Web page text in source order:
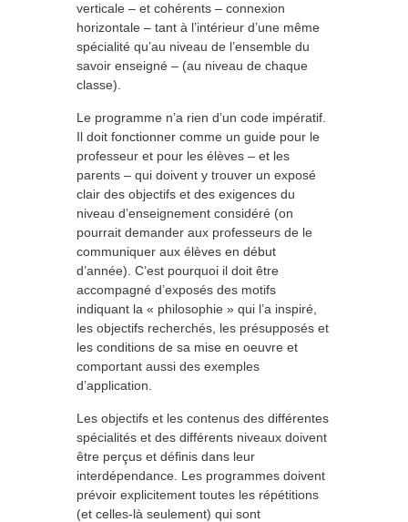
verticale – et cohérents – connexion
horizontale – tant à l’intérieur d’une même
spécialité qu’au niveau de l’ensemble du
savoir enseigné – (au niveau de chaque
classe).
Le programme n’a rien d’un code impératif.
Il doit fonctionner comme un guide pour le
professeur et pour les élèves – et les
parents – qui doivent y trouver un exposé
clair des objectifs et des exigences du
niveau d’enseignement considéré (on
pourrait demander aux professeurs de le
communiquer aux élèves en début
d’année). C’est pourquoi il doit être
accompagné d’exposés des motifs
indiquant la « philosophie » qui l’a inspiré,
les objectifs recherchés, les présupposés et
les conditions de sa mise en oeuvre et
comportant aussi des exemples
d’application.
Les objectifs et les contenus des différentes
spécialités et des différents niveaux doivent
être perçus et définis dans leur
interdépendance. Les programmes doivent
prévoir explicitement toutes les répétitions
(et celles-là seulement) qui sont